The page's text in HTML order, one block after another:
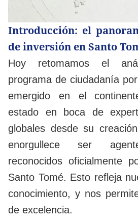
Introducción: el
de inversión en Santo
Hoy retomamos el
programa de ciudadanía
emergido en el
estado en boca de
globales desde su
enorgullece ser
reconocidos oficialmente
Santo Tomé. Esto refleja
conocimiento, y nos
de excelencia.